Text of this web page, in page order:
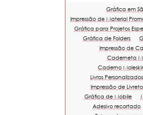
Gráfica em
Impressão de Material
Gráfica para Projetos
Gráfica de Folders
Impressão de
Caderneta
Caderno
Livros Personalizados
Impressão de
Gráfica de Mobile
Adesivo recortado